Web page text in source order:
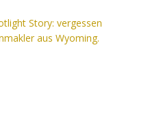
Story: vergessen
aus Wyoming.